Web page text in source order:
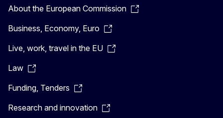
About the European Commission
Business, Economy, Euro
Live, work, travel in the EU
Law
Funding, Tenders
Research and innovation